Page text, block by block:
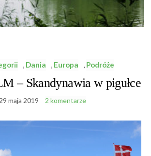
, Dania , Europa , Podróże
– Skandynawia w pigułce
29 maja 2019 2 komentarze